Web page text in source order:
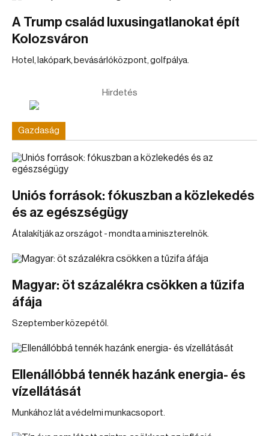
A Trump család luxusingatlanokat épít
Kolozsváron
Hotel, lakópark, bevásárlóközpont, golfpálya.
Hirdetés
Gazdaság
Uniós források: fókuszban a közlekedés
és az egészségügy
Átalakítják az országot - mondta a miniszterelnök.
Magyar: öt százalékra csökken a tűzifa
áfája
Szeptember közepétől.
Ellenállóbbá tennék hazánk energia- és
vízellátását
Munkához lát a védelmi munkacsoport.